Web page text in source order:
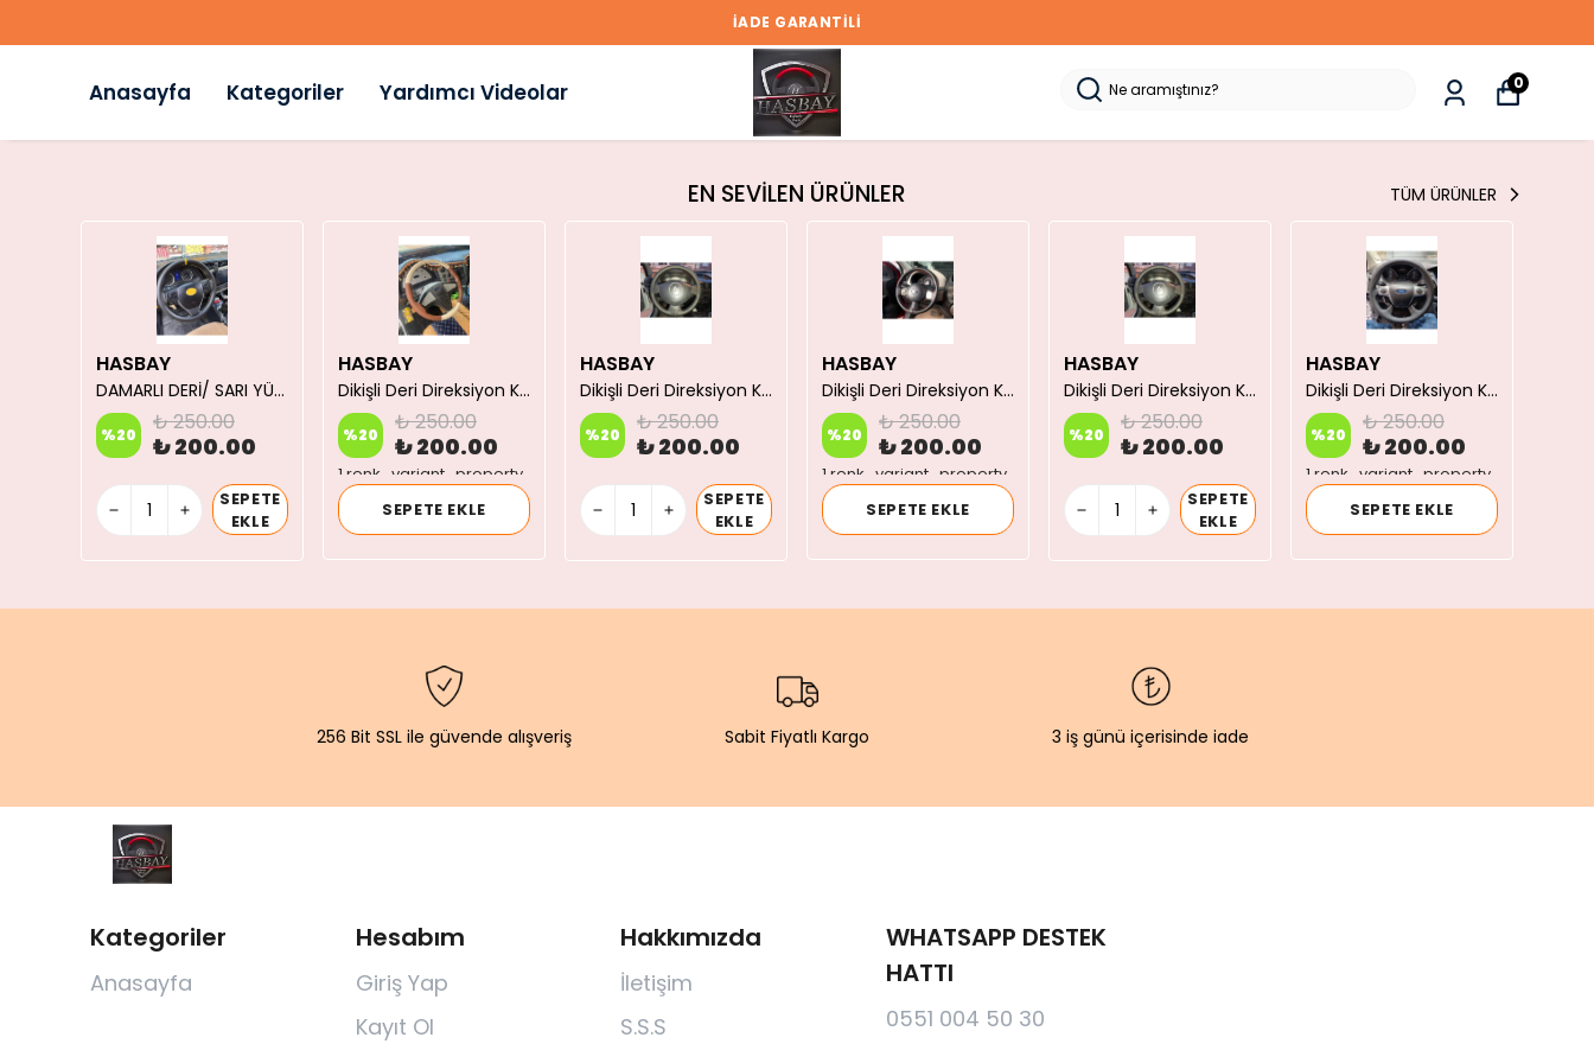
İADE GARANTİLİ
Anasayfa Kategoriler Yardımcı Videolar 0
EN SEVİLEN ÜRÜNLER TÜM ÜRÜNLER
HASBAY
DAMARLI DERİ/ SARI YÜZÜKLÜ MODEL/SARI DİKİŞLİ/HIZLI KARGO
%20 ₺ 250.00
₺ 200.00
SEPETE
EKLE
HASBAY
Dikişli Deri Direksiyon Kılıfı 66 Taba/bej Deri Siyah Dikişli Ford 3230 S Için
%20 ₺ 250.00
₺ 200.00
1 renk_variant_property
SEPETE EKLE
HASBAY
Dikişli Deri Direksiyon Kılıfı 66 Taba/bej Deri Siyah Dikişli Ford 3230 S Için
%20 ₺ 250.00
₺ 200.00
SEPETE
EKLE
HASBAY
Dikişli Deri Direksiyon Kılıfı Damarlı Siyah Deri Kırmızı Dikiş Nissan Micra Için
%20 ₺ 250.00
₺ 200.00
1 renk_variant_property
SEPETE EKLE
HASBAY
Dikişli Deri Direksiyon Kılıfı Damarlı Siyah Deri Mavi Dikişli Ford Focus Için
%20 ₺ 250.00
₺ 200.00
SEPETE
EKLE
HASBAY
Dikişli Deri Direksiyon Kılıfı Damarlı Siyah Deri Mavi Dikişli Ford Focus Için
%20 ₺ 250.00
₺ 200.00
1 renk_variant_property
SEPETE EKLE
256 Bit SSL ile güvende alışveriş Sabit Fiyatlı Kargo 3 iş günü içerisinde iade
Kategoriler
Anasayfa
Hesabım
Giriş Yap
Kayıt Ol
Hakkımızda
İletişim
S.S.S
WHATSAPP DESTEK
HATTI
0551 004 50 30